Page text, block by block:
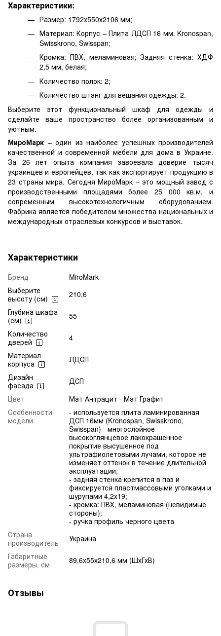
Характеристики:
Размер: 1792х550х2106 мм;
Материал: Корпус – Плита ЛДСП 16 мм. Kronospan,
Swisskrono, Swisspan;
Кромка: ПВХ, меламиновая; Задняя стенка: ХДФ
2,5 мм, белая;
Количество полок: 2;
Количество штанг для вешания одежды: 2.
Выберите этот функциональный шкаф для одежды и
сделайте ваше пространство более организованным и
уютным.
МироМарк – один из наиболее успешных производителей
качественной и современной мебели для дома в Украине.
За 26 лет опыта компания завоевала доверие тысяч
украинцев и европейцев, так как экспортирует продукцию в
23 страны мира. Сегодня МироМарк – это мощный завод с
производственными площадями более 25 000 кв.м. и
современным высокотехнологичным оборудованием.
Фабрика является победителем множества национальных и
международных отраслевых конкурсов и выставок.
Характеристики
Бренд
MiroMark
Выберите
высоту (см)
210,6
Глубина шкафа
(см)
55
Количество
дверей
4
Материал
корпуса
ЛДСП
Дизайн
фасада
ДСП
Цвет
Мат Антрацит - Мат Графит
Особенности
модели
- используется плита ламинированная
ДСП 16мм (Kronospan, Swisskrono,
Swisspan) - многослойное
высокоглянцевое лакокрашенное
покрытие высушенное под
ультрафиолетовыми лучами, которое не
изменяет оттенок в течение длительной
эксплуатации;
- задняя стенка крепится в паз и
фиксируется пластмассовыми уголками и
шурупами 4,2х19;
- кромка: ПВХ, меламиновая (невидимые
стороны);
- ручка профиль черного цвета
Страна
производитель
Украина
Габаритные
размеры, см
89,6х55х210,6 мм (ШхГхВ)
Отзывы